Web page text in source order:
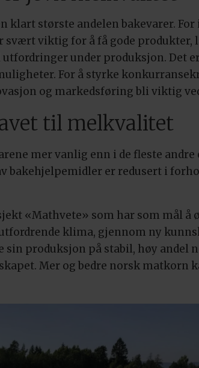
klart største andelen bakevarer.
svært viktig for å få gode
under produksjon. Det
For å styrke
og markedsføring bli viktig
til melkvalitet
mer vanlig enn i de fleste
bakehjelpemidler er redusert i
«Mathvete» som har som mål å
klima, gjennom ny
produksjon på stabil, høy andel
Mer og bedre norsk